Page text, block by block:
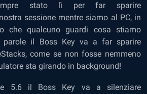
stato lì per far sparire
sessione mentre siamo al PC, in
che qualcuno guardi cosa stiamo
parole il Boss Key va a far sparire
come se non fosse nemmeno
sta girando in background!
5.6 il Boss Key va a silenziare